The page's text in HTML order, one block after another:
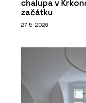
chalupa v
začátku
27. 5. 2026